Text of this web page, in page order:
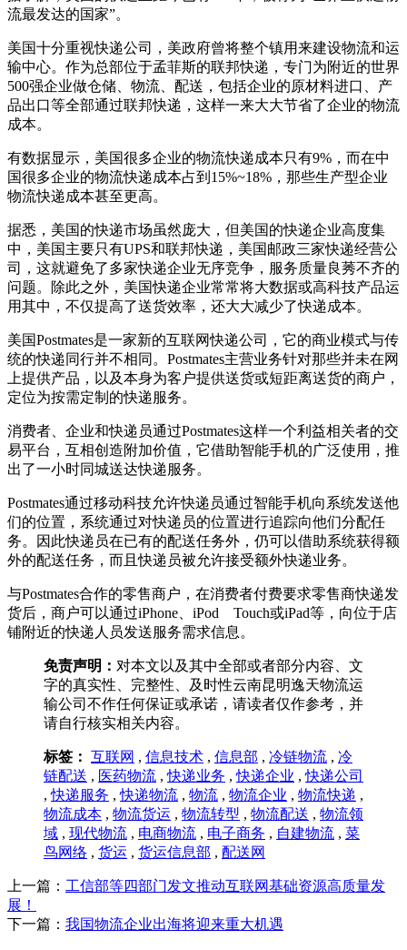
流最发达的国家”。
美国十分重视快递公司，美政府曾将整个镇用来建设物流和运
输中心。作为总部位于孟菲斯的联邦快递，专门为附近的世界
500强企业做仓储、物流、配送，包括企业的原材料进口、产
品出口等全部通过联邦快递，这样一来大大节省了企业的物流
成本。
有数据显示，美国很多企业的物流快递成本只有9%，而在中
国很多企业的物流快递成本占到15%~18%，那些生产型企业
物流快递成本甚至更高。
据悉，美国的快递市场虽然庞大，但美国的快递企业高度集
中，美国主要只有UPS和联邦快递，美国邮政三家快递经营公
司，这就避免了多家快递企业无序竞争，服务质量良莠不齐的
问题。除此之外，美国快递企业常常将大数据或高科技产品运
用其中，不仅提高了送货效率，还大大减少了快递成本。
美国Postmates是一家新的互联网快递公司，它的商业模式与传
统的快递同行并不相同。Postmates主营业务针对那些并未在网
上提供产品，以及本身为客户提供送货或短距离送货的商户，
定位为按需定制的快递服务。
消费者、企业和快递员通过Postmates这样一个利益相关者的交
易平台，互相创造附加价值，它借助智能手机的广泛使用，推
出了一小时同城送达快递服务。
Postmates通过移动科技允许快递员通过智能手机向系统发送他
们的位置，系统通过对快递员的位置进行追踪向他们分配任
务。因此快递员在已有的配送任务外，仍可以借助系统获得额
外的配送任务，而且快递员被允许接受额外快递业务。
与Postmates合作的零售商户，在消费者付费要求零售商快递发
货后，商户可以通过iPhone、iPod Touch或iPad等，向位于店
铺附近的快递人员发送服务需求信息。
免责声明： 对本文以及其中全部或者部分内容、文
字的真实性、完整性、及时性云南昆明逸天物流运
输公司不作任何保证或承诺，请读者仅作参考，并
请自行核实相关内容。
标签： 互联网 , 信息技术 , 信息部 , 冷链物流 , 冷
链配送 , 医药物流 ,快递业务 ,快递企业 ,快递公司
,快递服务 ,快递物流 , 物流 , 物流企业 , 物流快递 ,
物流成本 , 物流货运 , 物流转型 , 物流配送 , 物流领
域 , 现代物流 , 电商物流 , 电子商务 , 自建物流 , 菜
鸟网络 , 货运 , 货运信息部 , 配送网
上一篇： 工信部等四部门发文推动互联网基础资源高质量发
展！
下一篇： 我国物流企业出海将迎来重大机遇